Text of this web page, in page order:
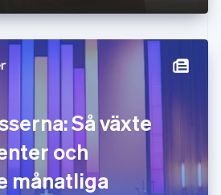
Så växte
och
månatliga